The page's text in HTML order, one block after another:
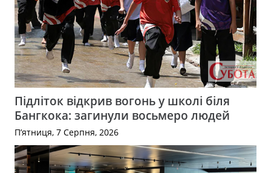
Підліток відкрив вогонь у школі біля
Бангкока: загинули восьмеро людей
П’ятниця, 7 Серпня, 2026